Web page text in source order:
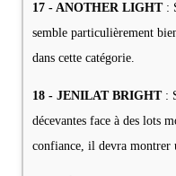
17 - ANOTHER LIGHT:
semble particulièrement
dans cette catégorie.
18 - JENILAT BRIGHT:
décevantes face à des lots
confiance, il devra montrer